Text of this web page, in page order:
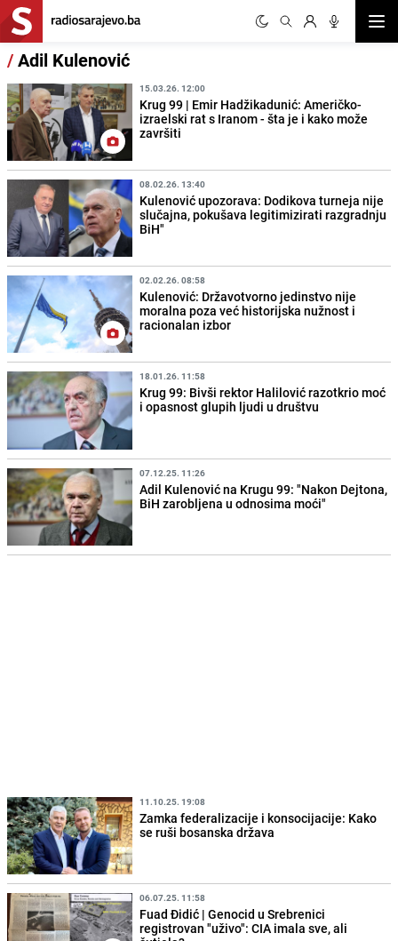
/Adil Kulenović
15.03.26. 12:00
Krug 99 | Emir Hadžikadunić: Američko-
izraelski rat s Iranom - šta je i kako može
završiti
08.02.26. 13:40
Kulenović upozorava: Dodikova turneja nije
slučajna, pokušava legitimizirati razgradnju
BiH"
02.02.26. 08:58
Kulenović: Državotvorno jedinstvo nije
moralna poza već historijska nužnost i
racionalan izbor
18.01.26. 11:58
Krug 99: Bivši rektor Halilović razotkrio moć
i opasnost glupih ljudi u društvu
07.12.25. 11:26
Adil Kulenović na Krugu 99: "Nakon Dejtona,
BiH zarobljena u odnosima moći"
11.10.25. 19:08
Zamka federalizacije i konsocijacije: Kako
se ruši bosanska država
06.07.25. 11:58
Fuad Đidić | Genocid u Srebrenici
registrovan "uživo": CIA imala sve, ali